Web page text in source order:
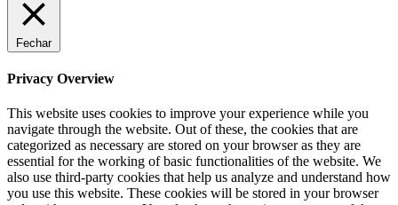
Fechar
Privacy Overview
This website uses cookies to improve your experience while you
navigate through the website. Out of these, the cookies that are
categorized as necessary are stored on your browser as they are
essential for the working of basic functionalities of the website. We
also use third-party cookies that help us analyze and understand how
you use this website. These cookies will be stored in your browser